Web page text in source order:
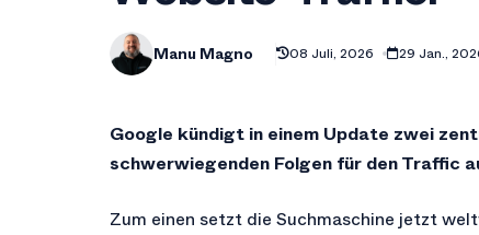
Manu Magno 08 Juli, 2026 29 Jan.,
Google kündigt in einem Update zwei
schwerwiegenden Folgen für den Traffic
Zum einen setzt die Suchmaschine jetzt